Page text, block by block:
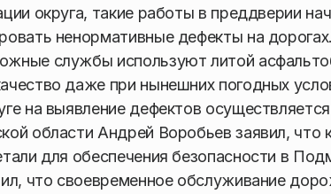
округа, такие работы в преддверии
ненормативные дефекты на дорогах.
службы используют литой
даже при нынешних погодных
на выявление дефектов
области Андрей Воробьев заявил,
для обеспечения безопасности в
что своевременное обслуживание